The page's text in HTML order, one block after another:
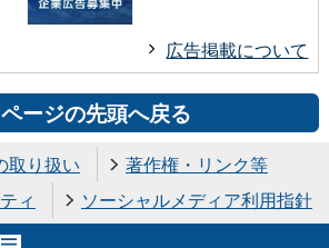
広告掲載について
ページの先頭へ戻る
取り扱い
著作権・リンク等
ィ
ソーシャルメディア利用指針